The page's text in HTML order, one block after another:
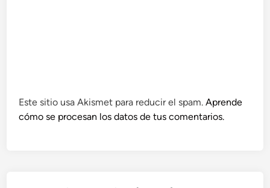
Este sitio usa Akismet para reducir el spam.Aprende
cómo se procesan los datos de tus comentarios.